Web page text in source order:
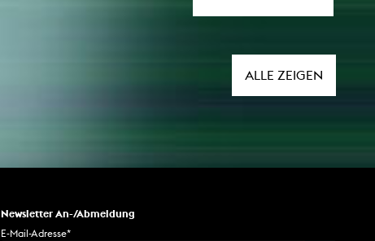
ALLE ZEIGEN
Newsletter An-/Abmeldung
E-Mail-Adresse*